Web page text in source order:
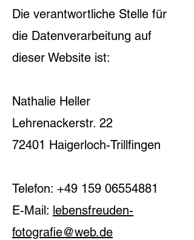
Die verantwortliche Stelle für
die Datenverarbeitung auf
dieser Website ist:
Nathalie Heller
Lehrenackerstr. 22
72401 Haigerloch-Trillfingen
Telefon: +49 159 06554881
E-Mail: lebensfreuden-
fotografie@web.de